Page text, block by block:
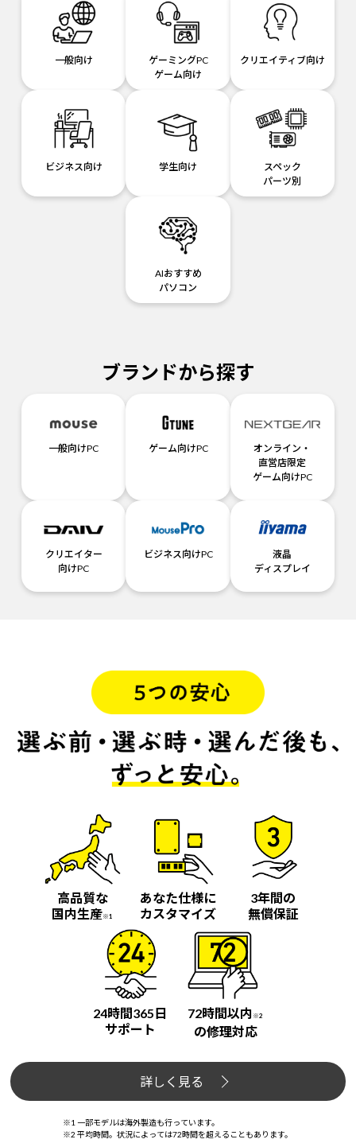
一般向け
ゲーミングPC
ゲーム向け
クリエイティブ向け
ビジネス向け 学生向け
スペック
パーツ別
AIおすすめ
パソコン
ブランドから探す
一般向けPC ゲーム向けPC
オンライン・
直営店限定
ゲーム向けPC
クリエイター
向けPC
ビジネス向けPC
液晶
ディスプレイ
高品質な
国内生産※1
あなた仕様に
カスタマイズ
3年間の
無償保証
24時間365日
サポート
72時間以内 ※2
の修理対応
詳しく見る
※1 一部モデルは海外製造も行っています。
※2 平均時間。状況によっては72時間を超えることもあります。